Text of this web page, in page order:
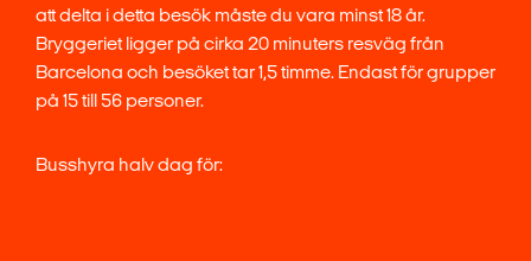
att delta i detta besök måste du vara minst 18 år.
Bryggeriet ligger på cirka 20 minuters resväg från
Barcelona och besöket tar 1,5 timme. Endast för grupper
på 15 till 56 personer.
Busshyra halv dag för: